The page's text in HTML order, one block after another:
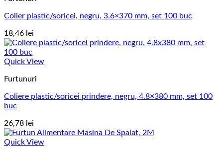
Colier plastic/soricei, negru, 3.6×370 mm, set 100 buc
18,46 lei
Quick View
Furtunuri
Coliere plastic/soricei prindere, negru, 4.8×380 mm, set 100
buc
26,78 lei
Quick View